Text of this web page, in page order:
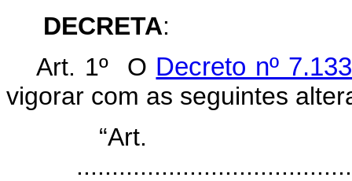
DECRETA:
Art. 1º O Decreto nº
vigorar com as seguintes